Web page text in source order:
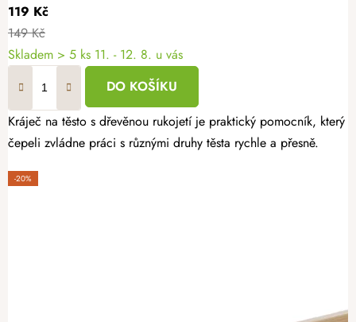
119 Kč
149 Kč
Skladem > 5 ks 11. - 12. 8. u vás
DO KOŠÍKU
Kráječ na těsto s dřevěnou rukojetí je praktický pomocník,
čepeli zvládne práci s různými druhy těsta rychle a přesně.
-20%